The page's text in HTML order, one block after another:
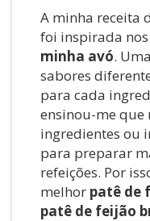
A minha receita
foi inspirada
minha avó.
sabores
para cada
ensinou-me que
ingredientes ou
para preparar
refeições. Por
melhor patê de
patê de feijão